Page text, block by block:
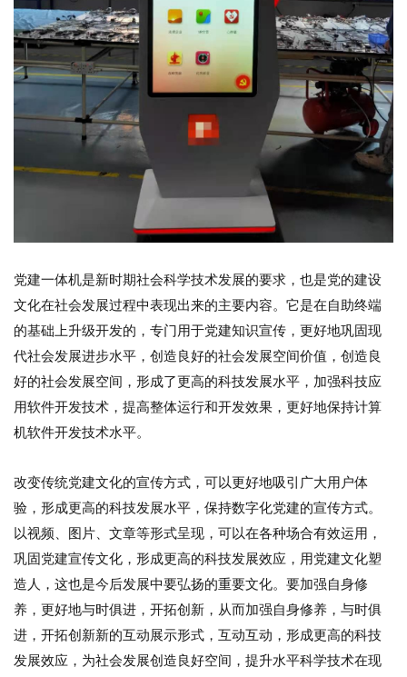
党建一体机是新时期社会科学技术发展的要求，也是党的建设
文化在社会发展过程中表现出来的主要内容。它是在自助终端
的基础上升级开发的，专门用于党建知识宣传，更好地巩固现
代社会发展进步水平，创造良好的社会发展空间价值，创造良
好的社会发展空间，形成了更高的科技发展水平，加强科技应
用软件开发技术，提高整体运行和开发效果，更好地保持计算
机软件开发技术水平。
改变传统党建文化的宣传方式，可以更好地吸引广大用户体
验，形成更高的科技发展水平，保持数字化党建的宣传方式。
以视频、图片、文章等形式呈现，可以在各种场合有效运用，
巩固党建宣传文化，形成更高的科技发展效应，用党建文化塑
造人，这也是今后发展中要弘扬的重要文化。要加强自身修
养，更好地与时俱进，开拓创新，从而加强自身修养，与时俱
进，开拓创新新的互动展示形式，互动互动，形成更高的科技
发展效应，为社会发展创造良好空间，提升水平科学技术在现